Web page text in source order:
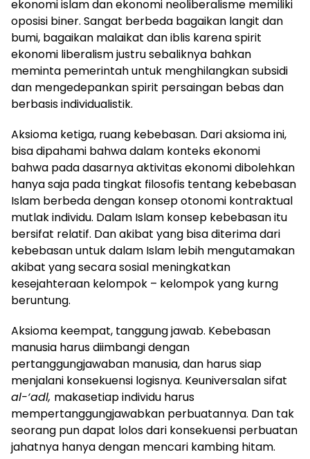
ekonomi islam dan ekonomi neoliberalisme memiliki
oposisi biner. Sangat berbeda bagaikan langit dan
bumi, bagaikan malaikat dan iblis karena spirit
ekonomi liberalism justru sebaliknya bahkan
meminta pemerintah untuk menghilangkan subsidi
dan mengedepankan spirit persaingan bebas dan
berbasis individualistik.
Aksioma ketiga, ruang kebebasan. Dari aksioma ini,
bisa dipahami bahwa dalam konteks ekonomi
bahwa pada dasarnya aktivitas ekonomi dibolehkan
hanya saja pada tingkat filosofis tentang kebebasan
Islam berbeda dengan konsep otonomi kontraktual
mutlak individu. Dalam Islam konsep kebebasan itu
bersifat relatif. Dan akibat yang bisa diterima dari
kebebasan untuk dalam Islam lebih mengutamakan
akibat yang secara sosial meningkatkan
kesejahteraan kelompok – kelompok yang kurng
beruntung.
Aksioma keempat, tanggung jawab. Kebebasan
manusia harus diimbangi dengan
pertanggungjawaban manusia, dan harus siap
menjalani konsekuensi logisnya. Keuniversalan sifat
al-‘adl, makasetiap individu harus
mempertanggungjawabkan perbuatannya. Dan tak
seorang pun dapat lolos dari konsekuensi perbuatan
jahatnya hanya dengan mencari kambing hitam.